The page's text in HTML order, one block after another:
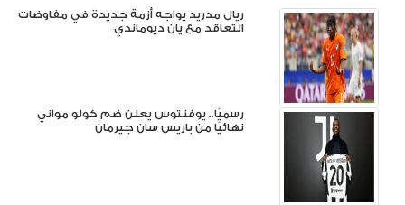
ريال مدريد يواجه أزمة جديدة في مفاوضات
التعاقد مع يان ديوماندي
رسميًا.. يوفنتوس يعلن ضم كولو مواني
نهائيًا من باريس سان جيرمان